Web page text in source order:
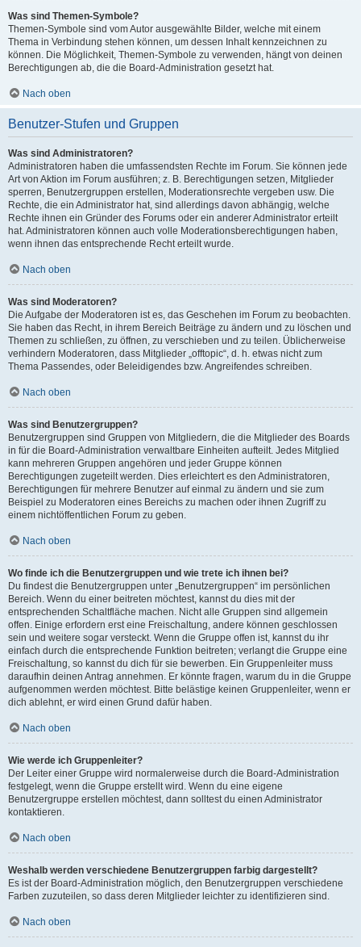
Was sind Themen-Symbole?
Themen-Symbole sind vom Autor ausgewählte Bilder, welche mit einem
Thema in Verbindung stehen können, um dessen Inhalt kennzeichnen zu
können. Die Möglichkeit, Themen-Symbole zu verwenden, hängt von deinen
Berechtigungen ab, die die Board-Administration gesetzt hat.
Nach oben
Benutzer-Stufen und Gruppen
Was sind Administratoren?
Administratoren haben die umfassendsten Rechte im Forum. Sie können jede
Art von Aktion im Forum ausführen; z. B. Berechtigungen setzen, Mitglieder
sperren, Benutzergruppen erstellen, Moderationsrechte vergeben usw. Die
Rechte, die ein Administrator hat, sind allerdings davon abhängig, welche
Rechte ihnen ein Gründer des Forums oder ein anderer Administrator erteilt
hat. Administratoren können auch volle Moderationsberechtigungen haben,
wenn ihnen das entsprechende Recht erteilt wurde.
Nach oben
Was sind Moderatoren?
Die Aufgabe der Moderatoren ist es, das Geschehen im Forum zu beobachten.
Sie haben das Recht, in ihrem Bereich Beiträge zu ändern und zu löschen und
Themen zu schließen, zu öffnen, zu verschieben und zu teilen. Üblicherweise
verhindern Moderatoren, dass Mitglieder „offtopic“, d. h. etwas nicht zum
Thema Passendes, oder Beleidigendes bzw. Angreifendes schreiben.
Nach oben
Was sind Benutzergruppen?
Benutzergruppen sind Gruppen von Mitgliedern, die die Mitglieder des Boards
in für die Board-Administration verwaltbare Einheiten aufteilt. Jedes Mitglied
kann mehreren Gruppen angehören und jeder Gruppe können
Berechtigungen zugeteilt werden. Dies erleichtert es den Administratoren,
Berechtigungen für mehrere Benutzer auf einmal zu ändern und sie zum
Beispiel zu Moderatoren eines Bereichs zu machen oder ihnen Zugriff zu
einem nichtöffentlichen Forum zu geben.
Nach oben
Wo finde ich die Benutzergruppen und wie trete ich ihnen bei?
Du findest die Benutzergruppen unter „Benutzergruppen“ im persönlichen
Bereich. Wenn du einer beitreten möchtest, kannst du dies mit der
entsprechenden Schaltfläche machen. Nicht alle Gruppen sind allgemein
offen. Einige erfordern erst eine Freischaltung, andere können geschlossen
sein und weitere sogar versteckt. Wenn die Gruppe offen ist, kannst du ihr
einfach durch die entsprechende Funktion beitreten; verlangt die Gruppe eine
Freischaltung, so kannst du dich für sie bewerben. Ein Gruppenleiter muss
daraufhin deinen Antrag annehmen. Er könnte fragen, warum du in die Gruppe
aufgenommen werden möchtest. Bitte belästige keinen Gruppenleiter, wenn er
dich ablehnt, er wird einen Grund dafür haben.
Nach oben
Wie werde ich Gruppenleiter?
Der Leiter einer Gruppe wird normalerweise durch die Board-Administration
festgelegt, wenn die Gruppe erstellt wird. Wenn du eine eigene
Benutzergruppe erstellen möchtest, dann solltest du einen Administrator
kontaktieren.
Nach oben
Weshalb werden verschiedene Benutzergruppen farbig dargestellt?
Es ist der Board-Administration möglich, den Benutzergruppen verschiedene
Farben zuzuteilen, so dass deren Mitglieder leichter zu identifizieren sind.
Nach oben